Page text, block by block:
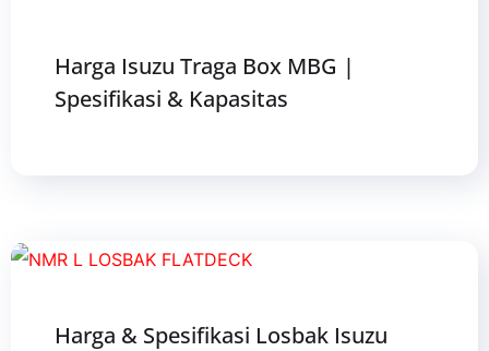
Harga Isuzu Traga Box MBG |
Spesifikasi & Kapasitas
Harga & Spesifikasi Losbak Isuzu